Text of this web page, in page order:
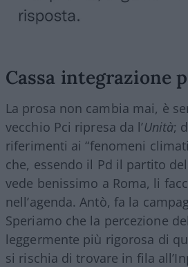
Cassa integrazione
La prosa non cambia mai, è
vecchio Pci ripresa da l’Unità;
riferimenti ai “fenomeni
che, essendo il Pd il partito
vede benissimo a Roma, li
nell’agenda. Antò, fa la
Speriamo che la percezione
leggermente più rigorosa di
si rischia di trovare in fila